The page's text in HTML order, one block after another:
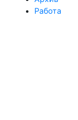
Работа